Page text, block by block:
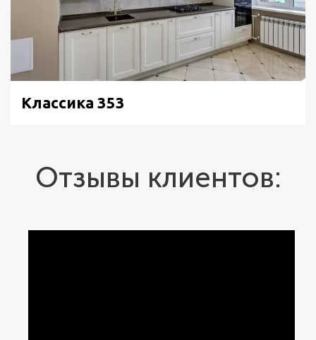
Классика 353
Отзывы клиентов: